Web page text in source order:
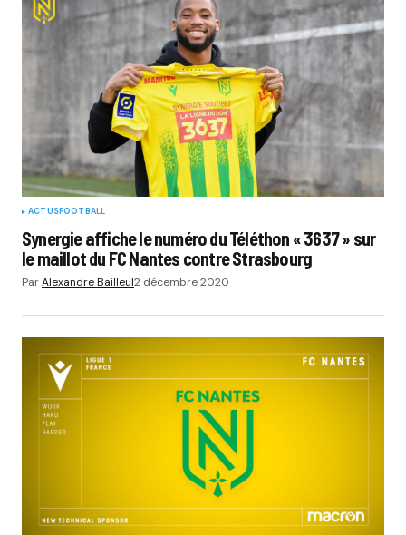
ACTUSFOOTBALL
Synergie affiche le numéro du Téléthon « 3637 » sur
le maillot du FC Nantes contre Strasbourg
ParAlexandre Bailleul2 décembre 2020